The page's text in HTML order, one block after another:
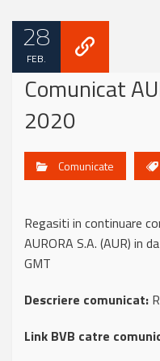
28
FEB.
Comunicat
2020
Comunicate
Regasiti in continuare
AURORA S.A. (AUR) in
GMT
Descriere comunicat:
Link BVB catre